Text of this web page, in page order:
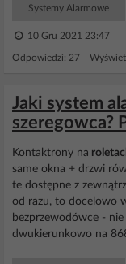
Systemy Alarmowe
10 Gru 2021 23:47
Odpowiedzi: 27
Jaki system
szeregowca?
Kontaktrony na
same okna + drzwi
te dostępne z
od razu, to docelowo
bezprzewodówce -
dwukierunkowo na